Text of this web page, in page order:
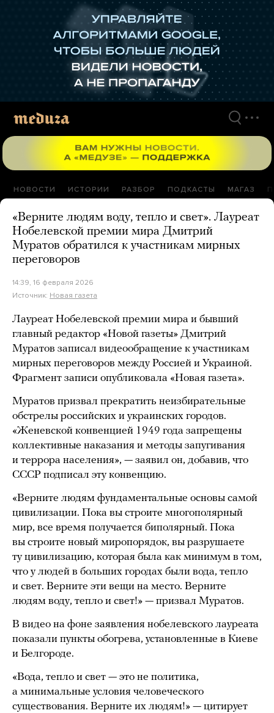
НОВОСТИ ИСТОРИИ РАЗБОР ПОДКАСТЫ МАГАЗ
«Верните людям воду, тепло и свет». Лауреат
Нобелевской премии мира Дмитрий
Муратов обратился к участникам мирных
переговоров
14:39, 16 февраля 2026
Источник: Новая газета
Лауреат Нобелевской премии мира и бывший
главный редактор «Новой газеты» Дмитрий
Муратов записал видеообращение к участникам
мирных переговоров между Россией и Украиной.
Фрагмент записи опубликовала «Новая газета».
Муратов призвал прекратить неизбирательные
обстрелы российских и украинских городов.
«Женевской конвенцией 1949 года запрещены
коллективные наказания и методы запугивания
и террора населения», — заявил он, добавив, что
СССР подписал эту конвенцию.
«Верните людям фундаментальные основы самой
цивилизации. Пока вы строите многополярный
мир, все время получается биполярный. Пока
вы строите новый миропорядок, вы разрушаете
ту цивилизацию, которая была как минимум в том,
что у людей в больших городах были вода, тепло
и свет. Верните эти вещи на место. Верните
людям воду, тепло и свет!» — призвал Муратов.
В видео на фоне заявления нобелевского лауреата
показали пункты обогрева, установленные в Киеве
и Белгороде.
«Вода, тепло и свет — это не политика,
а минимальные условия человеческого
существования. Верните их людям!» — цитирует